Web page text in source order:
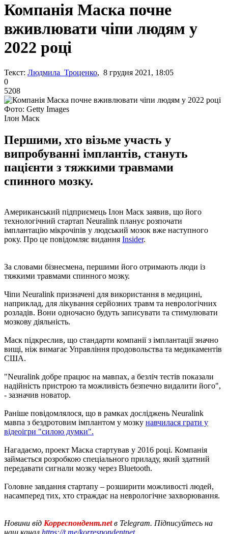
Компанія Маска почне
вживлювати чіпи людям у
2022 році
Текст: Людмила Троценко, 8 грудня 2021, 18:05
0
5208
Фото: Getty Images
Ілон Маск
Першими, хто візьме участь у
випробуванні імплантів, стануть
пацієнти з тяжкими травмами
спинного мозку.
Американський підприємець Ілон Маск заявив, що його
технологічний стартап Neuralink планує розпочати
імплантацію мікрочіпів у людський мозок вже наступного
року. Про це повідомляє видання Insider.
За словами бізнесмена, першими його отримають люди із
тяжкими травмами спинного мозку.
Чіпи Neuralink призначені для використання в медицині,
наприклад, для лікування серйозних травм та неврологічних
розладів. Вони одночасно будуть записувати та стимулювати
мозкову діяльність.
Маск підкреслив, що стандарти компанії з імплантації значно
вищі, ніж вимагає Управління продовольства та медикаментів
США.
"Neuralink добре працює на мавпах, а безліч тестів показали
надійність пристрою та можливість безпечно видалити його",
- зазначив новатор.
Раніше повідомлялося, що в рамках досліджень Neuralink
мавпа з бездротовим імплантом у мозку навчилася грати у
відеоігри "силою думки".
Нагадаємо, проект Маска стартував у 2016 році. Компанія
займається розробкою спеціального приладу, який здатний
передавати сигнали мозку через Bluetooth.
Головне завдання стартапу – розширити можливості людей,
насамперед тих, хто страждає на неврологічне захворювання.
Новини від Корреспондент.netв Telegram. Підписуйтесь на
наш канал https://t.me/korrespondentnet